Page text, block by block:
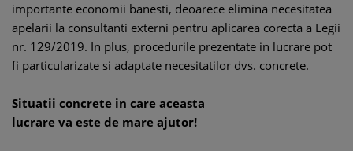
importante economii banesti, deoarece elimina necesitatea
apelarii la consultanti externi pentru aplicarea corecta a Legii
nr. 129/2019. In plus, procedurile prezentate in lucrare pot
fi particularizate si adaptate necesitatilor dvs. concrete.
Situatii concrete in care aceasta
lucrare va este de mare ajutor!